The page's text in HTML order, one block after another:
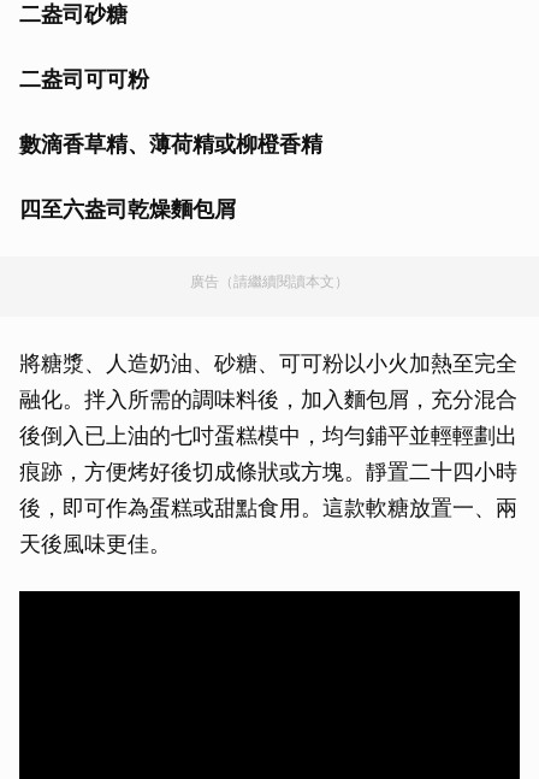
二盎司砂糖
二盎司可可粉
數滴香草精、薄荷精或柳橙香精
四至六盎司乾燥麵包屑
廣告（請繼續閱讀本文）
將糖漿、人造奶油、砂糖、可可粉以小火加熱至完全
融化。拌入所需的調味料後，加入麵包屑，充分混合
後倒入已上油的七吋蛋糕模中，均勻鋪平並輕輕劃出
痕跡，方便烤好後切成條狀或方塊。靜置二十四小時
後，即可作為蛋糕或甜點食用。這款軟糖放置一、兩
天後風味更佳。